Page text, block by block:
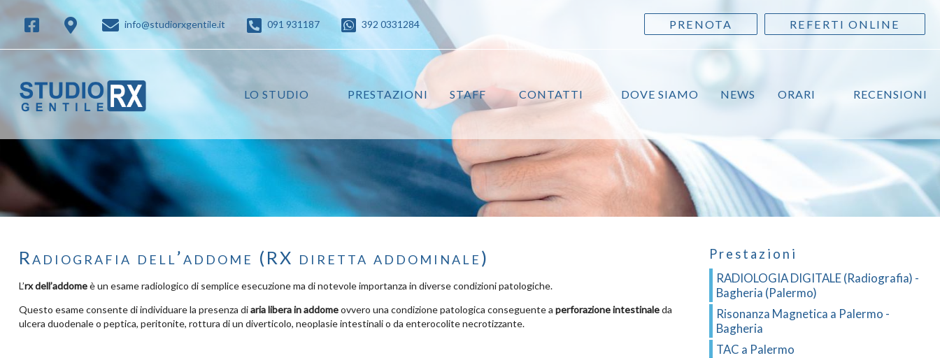
info@studiorxgentile.it 091 931187 392 0331284 REFERTI ONLINE
PRENOTA
LO STUDIO PRESTAZIONI STAFF CONTATTI DOVE SIAMO NEWS ORARI RECENSIONI
Radiografia dell’addome (RX diretta addominale)
L’rx dell’addomeè un esame radiologico di semplice esecuzione ma di notevole importanza in diverse condizioni patologiche.
Questo esame consente di individuare la presenza diaria libera in addomeovvero una condizione patologica conseguente a perforazione intestinaleda
ulcera duodenale o peptica, peritonite, rottura di un diverticolo, neoplasie intestinali o da enterocolite necrotizzante.
Prestazioni
RADIOLOGIA DIGITALE (Radiografia) -
Bagheria (Palermo)
Risonanza Magnetica a Palermo -
Bagheria
TAC a Palermo